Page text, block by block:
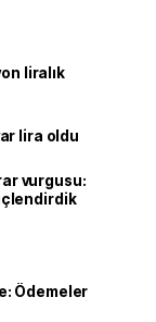
liralık
lira oldu
vurgusu:
Ödemeler